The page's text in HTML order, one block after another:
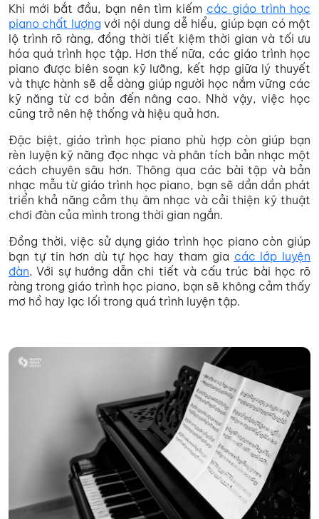
Khi mới bắt đầu, bạn nên tìm kiếm các giáo trình học
piano chất lượng với nội dung dễ hiểu, giúp bạn có một
lộ trình rõ ràng, đồng thời tiết kiệm thời gian và tối ưu
hóa quá trình học tập. Hơn thế nữa, các giáo trình học
piano được biên soạn kỹ lưỡng, kết hợp giữa lý thuyết
và thực hành sẽ dễ dàng giúp người học nắm vững các
kỹ năng từ cơ bản đến nâng cao. Nhờ vậy, việc học
cũng trở nên hệ thống và hiệu quả hơn.
Đặc biệt, giáo trình học piano phù hợp còn giúp bạn
rèn luyện kỹ năng đọc nhạc và phân tích bản nhạc một
cách chuyên sâu hơn. Thông qua các bài tập và bản
nhạc mẫu từ giáo trình học piano, bạn sẽ dần dần phát
triển khả năng cảm thụ âm nhạc và cải thiện kỹ thuật
chơi đàn của mình trong thời gian ngắn.
Đồng thời, việc sử dụng giáo trình học piano còn giúp
bạn tự tin hơn dù tự học hay tham gia các lớp luyện
đàn. Với sự hướng dẫn chi tiết và cấu trúc bài học rõ
ràng trong giáo trình học piano, bạn sẽ không cảm thấy
mơ hồ hay lạc lối trong quá trình luyện tập.